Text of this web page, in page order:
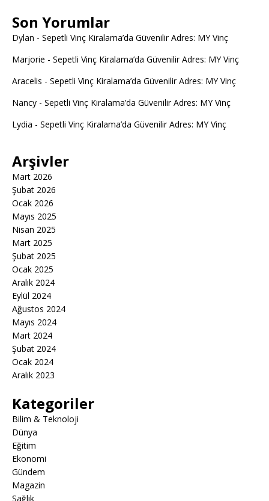
Son Yorumlar
Dylan - Sepetli Vinç Kiralama’da Güvenilir Adres: MY Vinç
Marjorie - Sepetli Vinç Kiralama’da Güvenilir Adres: MY Vinç
Aracelis - Sepetli Vinç Kiralama’da Güvenilir Adres: MY Vinç
Nancy - Sepetli Vinç Kiralama’da Güvenilir Adres: MY Vinç
Lydia - Sepetli Vinç Kiralama’da Güvenilir Adres: MY Vinç
Arşivler
Mart 2026
Şubat 2026
Ocak 2026
Mayıs 2025
Nisan 2025
Mart 2025
Şubat 2025
Ocak 2025
Aralık 2024
Eylül 2024
Ağustos 2024
Mayıs 2024
Mart 2024
Şubat 2024
Ocak 2024
Aralık 2023
Kategoriler
Bilim & Teknoloji
Dünya
Eğitim
Ekonomi
Gündem
Magazin
Sağlık